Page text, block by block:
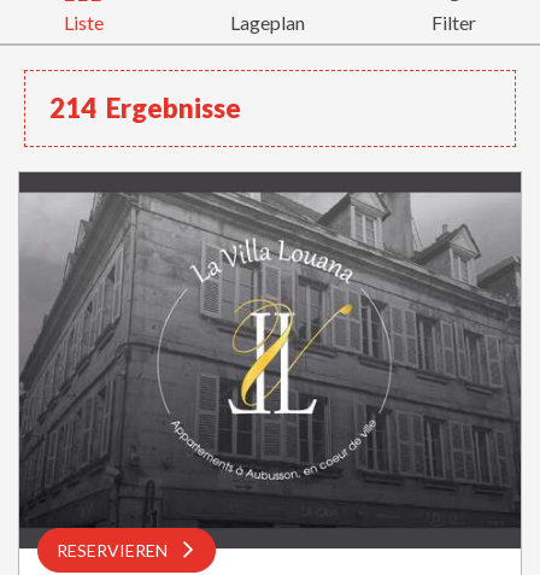
Liste Lageplan Filter
214 Ergebnisse
RESERVIEREN